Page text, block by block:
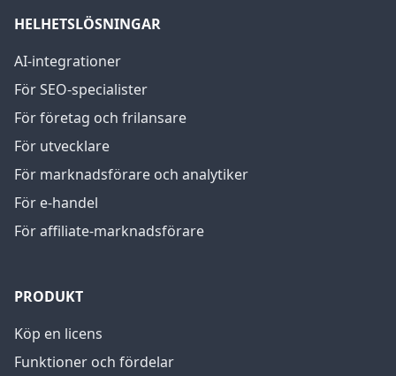
HELHETSLÖSNINGAR
AI-integrationer
För SEO-specialister
För företag och frilansare
För utvecklare
För marknadsförare och analytiker
För e-handel
För affiliate-marknadsförare
PRODUKT
Köp en licens
Funktioner och fördelar